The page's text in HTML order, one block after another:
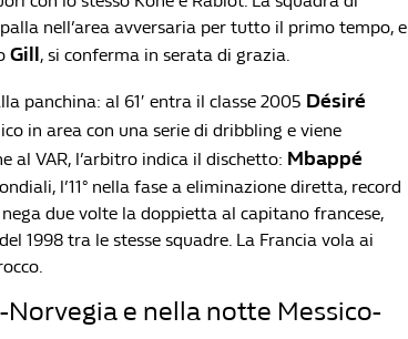
nell’area avversaria per tutto il primo tempo, e
Gill , si conferma in serata di grazia.
panchina: al 61′ entra il classe 2005 Désiré
in area con una serie di dribbling e viene
al VAR, l’arbitro indica il dischetto: Mbappé
l’11° nella fase a eliminazione diretta, record
due volte la doppietta al capitano francese,
1998 tra le stesse squadre. La Francia vola ai
e nella notte Messico-